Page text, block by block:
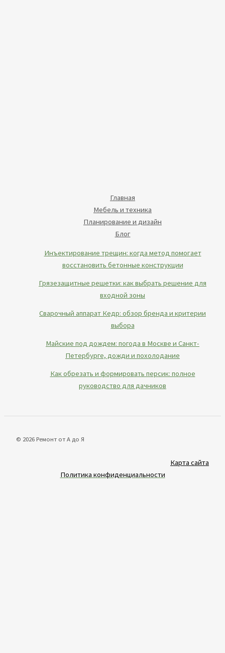
Главная
Мебель и техника
Планирование и дизайн
Блог
Инъектирование трещин: когда метод помогает
восстановить бетонные конструкции
Грязезащитные решетки: как выбрать решение для
входной зоны
Сварочный аппарат Кедр: обзор бренда и критерии
выбора
Майские под дождем: погода в Москве и Санкт-
Петербурге, дожди и похолодание
Как обрезать и формировать персик: полное
руководство для дачников
© 2026 Ремонт от А до Я
Карта сайта
Политика конфиденциальности